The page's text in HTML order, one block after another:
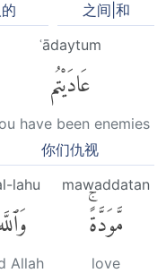
之间|和
ʿādaytum
عَادَيْتُم
have been enemies
你们仇视
mawaddatan
مَّوَدَّةًۚ
love
lahu
Allah